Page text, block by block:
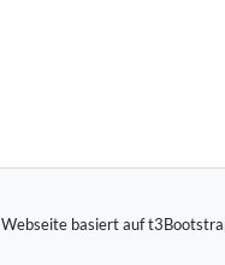
Webseite basiert auf